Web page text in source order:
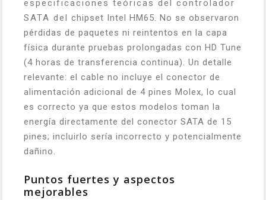
especificaciones teóricas del controlador
SATA del chipset Intel HM65. No se observaron
pérdidas de paquetes ni reintentos en la capa
física durante pruebas prolongadas con HD Tune
(4 horas de transferencia continua). Un detalle
relevante: el cable no incluye el conector de
alimentación adicional de 4 pines Molex, lo cual
es correcto ya que estos modelos toman la
energía directamente del conector SATA de 15
pines; incluirlo sería incorrecto y potencialmente
dañino.
Puntos fuertes y aspectos
mejorables